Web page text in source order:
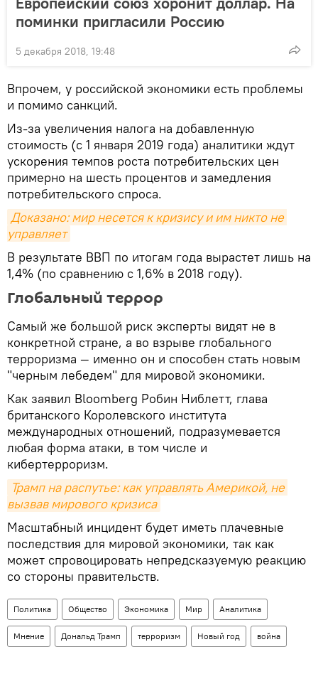
поминки пригласили Россию
5 декабря 2018, 19:48
Впрочем, у российской экономики есть проблемы
и помимо санкций.
Из-за увеличения налога на добавленную
стоимость (с 1 января 2019 года) аналитики ждут
ускорения темпов роста потребительских цен
примерно на шесть процентов и замедления
потребительского спроса.
Доказано: мир несется к кризису и им никто не
управляет
В результате ВВП по итогам года вырастет лишь на
1,4% (по сравнению с 1,6% в 2018 году).
Глобальный террор
Самый же большой риск эксперты видят не в
конкретной стране, а во взрыве глобального
терроризма — именно он и способен стать новым
"черным лебедем" для мировой экономики.
Как заявил Bloomberg Робин Ниблетт, глава
британского Королевского института
международных отношений, подразумевается
любая форма атаки, в том числе и
кибертерроризм.
Трамп на распутье: как управлять Америкой, не
вызвав мирового кризиса
Масштабный инцидент будет иметь плачевные
последствия для мировой экономики, так как
может спровоцировать непредсказуемую реакцию
со стороны правительств.
Политика Общество Экономика Мир Аналитика
Мнение Дональд Трамп терроризм Новый год война